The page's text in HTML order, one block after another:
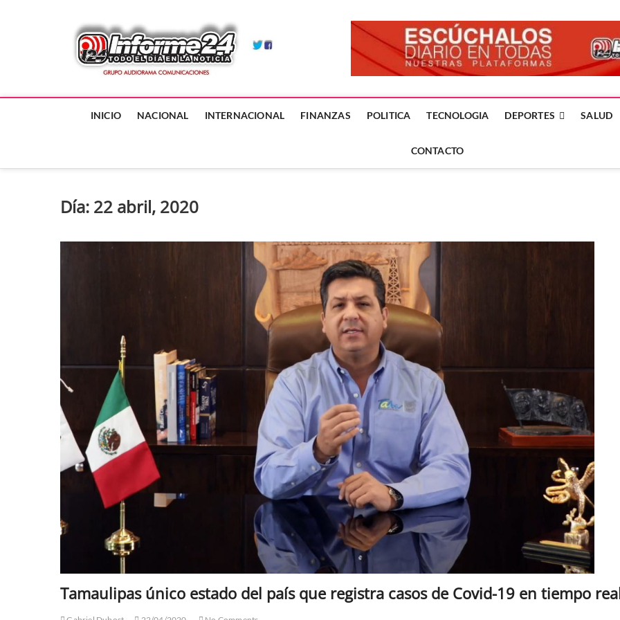
Informe24.mx
TODO EL DÍA EN LA NOTICIA
INICIO NACIONAL INTERNACIONAL FINANZAS POLITICA TECNOLOGIA DEPORTES SALUD
CONTACTO
Día: 22 abril, 2020
Tamaulipas único estado del país que registra casos de Covid-19 en tiempo